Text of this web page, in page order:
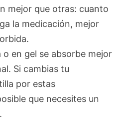
mejor que otras: cuanto
la medicación, mejor
en gel se absorbe mejor
Si cambias tu
por estas
que necesites un